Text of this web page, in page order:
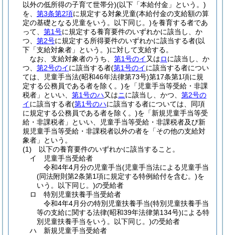
以外の低所得の子育て世帯分)(以下「本給付金」という。)
を、 第3条第2項に規定する対象児童(本給付金の支給額の算
定の基礎となる児童をいう。以下同じ。)を養育する者であ
って、 第1号に規定する養育要件のいずれかに該当し、か
つ、 第2号に規定する所得要件のいずれかに該当する者(以
下「支給対象者」という。)に対して支給する。
なお、支給対象者のうち、 第1号のイ 又はロに該当し、か
つ、 第2号のイに該当する者(第1号のイに該当する者につい
ては、児童手当法(昭和46年法律第73号)第17条第1項に規
定する公務員である者を除く。)を「児童手当等受給・非課
税者」といい、 第1号のハ又はニに該当し、かつ、 第2号の
イに該当する者(第1号のハに該当する者については、同項
に規定する公務員である者を除く。)を「新規児童手当等受
給・非課税者」といい、児童手当等受給・非課税者及び新
規児童手当等受給・非課税者以外の者を「その他の支給対
象者」という。
(1)
以下の養育要件のいずれかに該当すること。
イ
児童手当受給者
令和4年4月分の児童手当(児童手当法による児童手当
(同法附則第2条第1項に規定する特例給付を含む。)を
いう。以下同じ。)の受給者
ロ
特別児童扶養手当受給者
令和4年4月分の特別児童扶養手当(特別児童扶養手当
等の支給に関する法律(昭和39年法律第134号)による特
別児童扶養手当をいう。以下同じ。)の受給者
ハ
新規児童手当受給者